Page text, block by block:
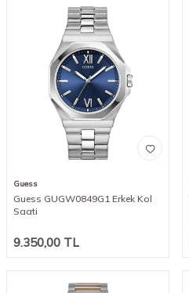
Guess
Guess GUGW0849G1 Erkek Kol
Saati
9.350,00 TL